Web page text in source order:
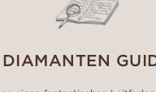
DIAMANTEN